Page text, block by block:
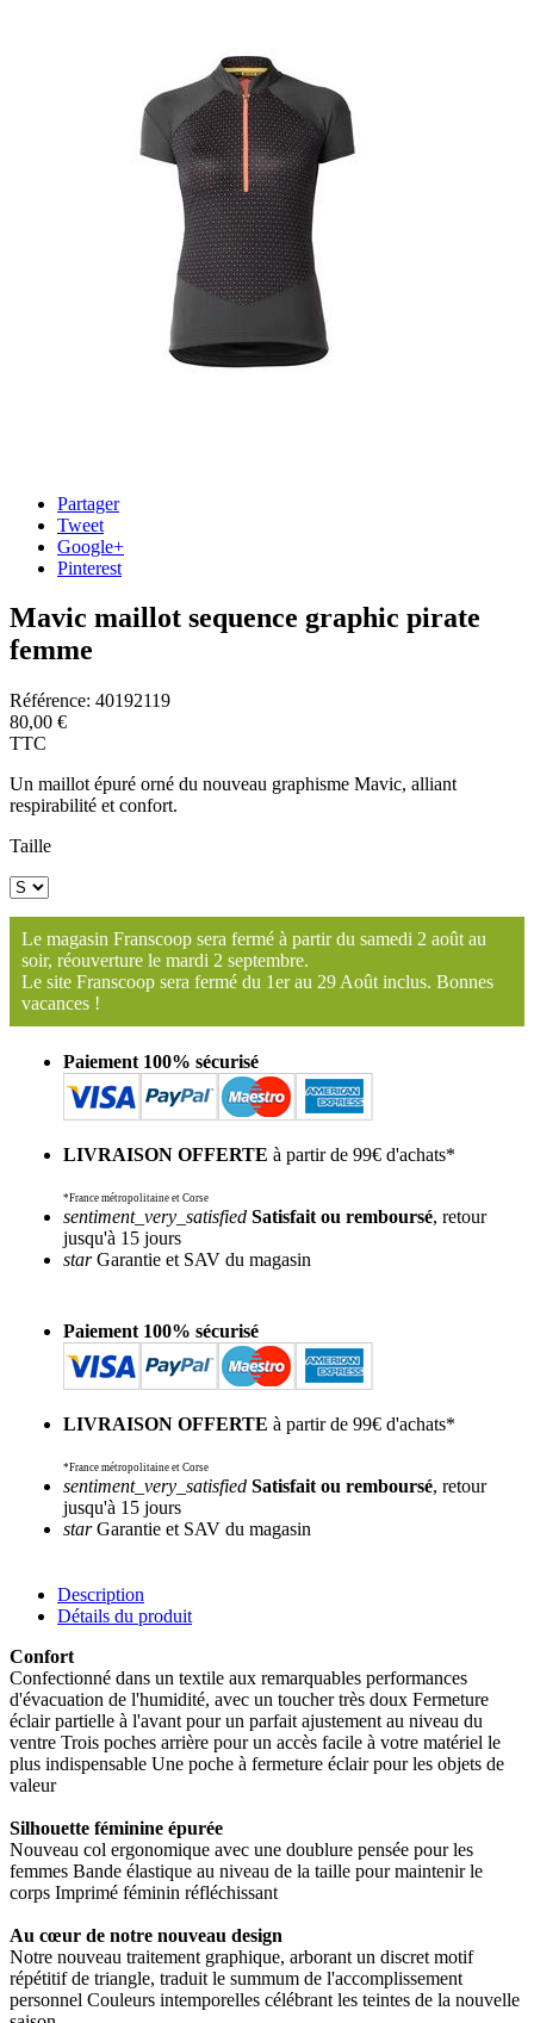
Partager
Tweet
Google+
Pinterest
Mavic maillot sequence graphic pirate
femme
Référence: 40192119
80,00 €
TTC
Un maillot épuré orné du nouveau graphisme Mavic, alliant
respirabilité et confort.
Taille
Le magasin Franscoop sera fermé à partir du samedi 2 août au
soir, réouverture le mardi 2 septembre.
Le site Franscoop sera fermé du 1er au 29 Août inclus. Bonnes
vacances !
Paiement 100% sécurisé
LIVRAISON OFFERTE à partir de 99€ d'achats*
*France métropolitaine et Corse
sentiment_very_satisfied Satisfait ou remboursé, retour
jusqu'à 15 jours
starGarantie et SAV du magasin
Paiement 100% sécurisé
LIVRAISON OFFERTE à partir de 99€ d'achats*
*France métropolitaine et Corse
sentiment_very_satisfied Satisfait ou remboursé, retour
jusqu'à 15 jours
starGarantie et SAV du magasin
Description
Détails du produit
Confort
Confectionné dans un textile aux remarquables performances
d'évacuation de l'humidité, avec un toucher très doux Fermeture
éclair partielle à l'avant pour un parfait ajustement au niveau du
ventre Trois poches arrière pour un accès facile à votre matériel le
plus indispensable Une poche à fermeture éclair pour les objets de
valeur
Silhouette féminine épurée
Nouveau col ergonomique avec une doublure pensée pour les
femmes Bande élastique au niveau de la taille pour maintenir le
corps Imprimé féminin réfléchissant
Au cœur de notre nouveau design
Notre nouveau traitement graphique, arborant un discret motif
répétitif de triangle, traduit le summum de l'accomplissement
personnel Couleurs intemporelles célébrant les teintes de la nouvelle